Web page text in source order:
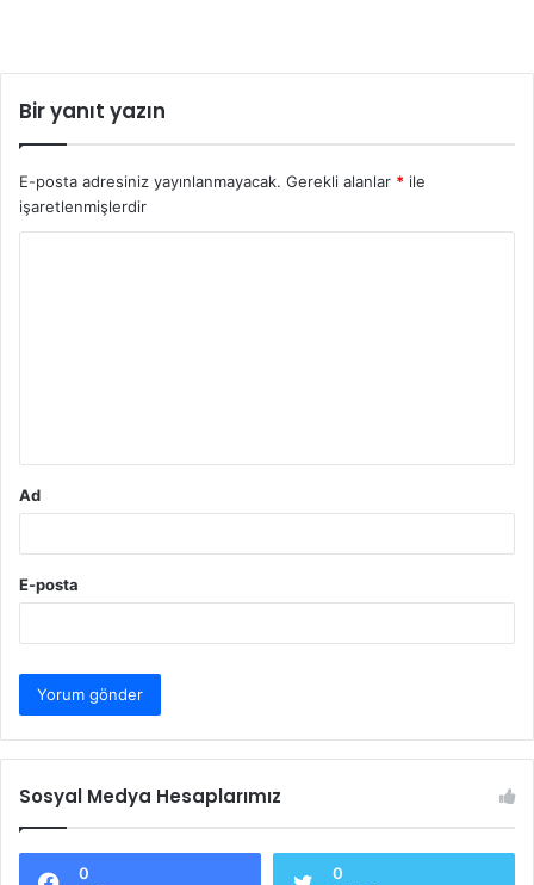
Bir yanıt yazın
E-posta adresiniz yayınlanmayacak. Gerekli alanlar * ile
işaretlenmişlerdir
Ad
E-posta
Sosyal Medya Hesaplarımız
0 0